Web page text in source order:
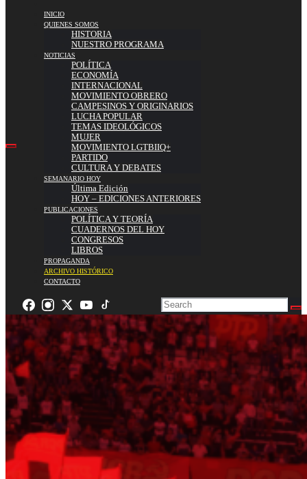
INICIO
QUIENES SOMOS
HISTORIA
NUESTRO PROGRAMA
NOTICIAS
POLÍTICA
ECONOMÍA
INTERNACIONAL
MOVIMIENTO OBRERO
CAMPESINOS Y ORIGINARIOS
LUCHA POPULAR
TEMAS IDEOLÓGICOS
MUJER
MOVIMIENTO LGTBIIQ+
PARTIDO
CULTURA Y DEBATES
SEMANARIO HOY
Última Edición
HOY – EDICIONES ANTERIORES
PUBLICACIONES
POLÍTICA Y TEORÍA
CUADERNOS DEL HOY
CONGRESOS
LIBROS
PROPAGANDA
ARCHIVO HISTÓRICO
CONTACTO